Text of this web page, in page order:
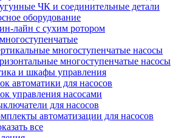
ЧК и соединительные детали
оборудование
лайн с сухим ротором
многоступенчатые насосы
многоступенчатые насосы
и шкафы управления
автоматики для насосов
управления насосами
для насосов
автоматизации для насосов
все